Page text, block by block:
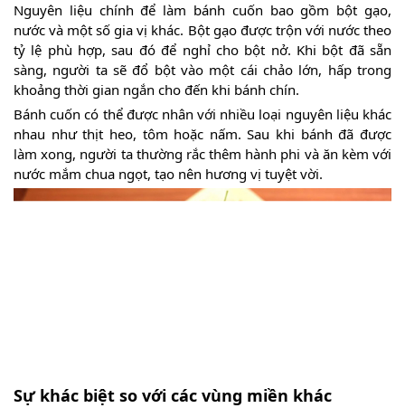
Nguyên liệu chính để làm bánh cuốn bao gồm bột gạo,
nước và một số gia vị khác. Bột gạo được trộn với nước theo
tỷ lệ phù hợp, sau đó để nghỉ cho bột nở. Khi bột đã sẵn
sàng, người ta sẽ đổ bột vào một cái chảo lớn, hấp trong
khoảng thời gian ngắn cho đến khi bánh chín.
Bánh cuốn có thể được nhân với nhiều loại nguyên liệu khác
nhau như thịt heo, tôm hoặc nấm. Sau khi bánh đã được
làm xong, người ta thường rắc thêm hành phi và ăn kèm với
nước mắm chua ngọt, tạo nên hương vị tuyệt vời.
Sự khác biệt so với các vùng miền khác